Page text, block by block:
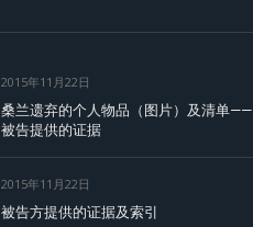
2015年11月22日
桑兰遗弃的个人物品（图片）及清单——
被告提供的证据
2015年11月22日
被告方提供的证据及索引